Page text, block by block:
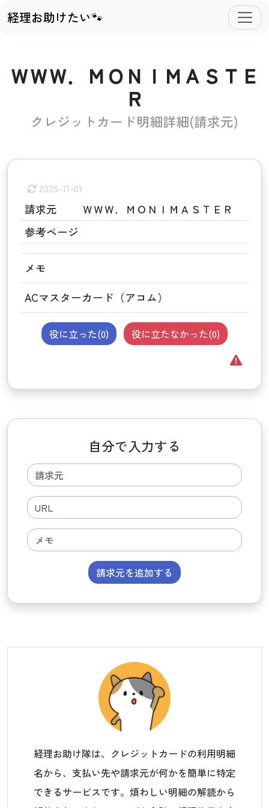
経理お助けたい🐾
ＷＷＷ．ＭＯＮＩＭＡＳＴＥ
Ｒ
クレジットカード明細詳細(請求元)
2025-11-01
請求元
ＷＷＷ．ＭＯＮＩＭＡＳＴＥＲ
参考ページ
メモ
ACマスターカード（アコム）
役に立った(0) 役に立たなかった(0)
自分で入力する
請求元を追加する
経理お助け隊は、クレジットカードの利用明細
名から、支払い先や請求元が何かを簡単に特定
できるサービスです。煩わしい明細の解読から